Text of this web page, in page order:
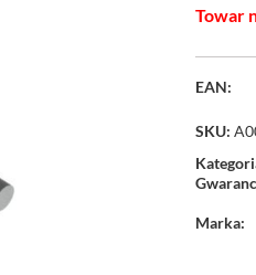
Towar
EAN:
SKU:
Marka: